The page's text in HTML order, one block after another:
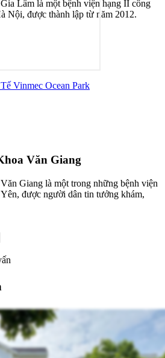
Lâm là một bệnh viện hạng II công
Nội, được thành lập từ năm 2012.
Vinmec Ocean Park
Văn Giang
Giang là một trong những bệnh viện
được người dân tin tưởng khám,